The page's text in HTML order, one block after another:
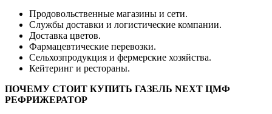
Продовольственные магазины и сети.
Службы доставки и логистические компании.
Доставка цветов.
Фармацевтические перевозки.
Сельхозпродукция и фермерские хозяйства.
Кейтеринг и рестораны.
ПОЧЕМУ СТОИТ КУПИТЬ ГАЗЕЛЬ NEXT ЦМФ
РЕФРИЖЕРАТОР